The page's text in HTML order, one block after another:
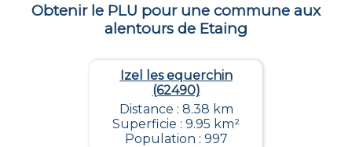
Obtenir le PLU pour une commune aux
alentours de Etaing
Izel les equerchin
(62490)
Distance : 8.38 km
Superficie : 9.95 km²
Population : 997